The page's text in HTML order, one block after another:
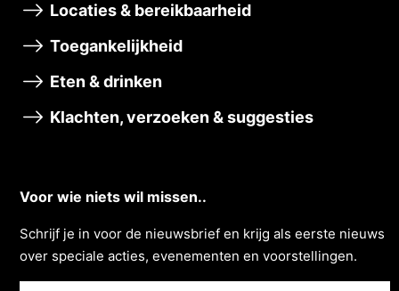
Locaties & bereikbaarheid
Toegankelijkheid
Eten & drinken
Klachten, verzoeken & suggesties
Voor wie niets wil missen..
Schrĳf je in voor de nieuwsbrief en krĳg als eerste nieuws
over speciale acties, evenementen en voorstellingen.